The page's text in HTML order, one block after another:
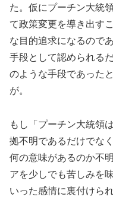
た。仮にプーチン大統
て政策変更を導き出す
な目的追求になるので
手段として認められる
のような手段であった
が。
もし「プーチン大統領
拠不明であるだけでな
何の意味があるのか不
アを少しでも苦しみを
いった感情に裏付けら